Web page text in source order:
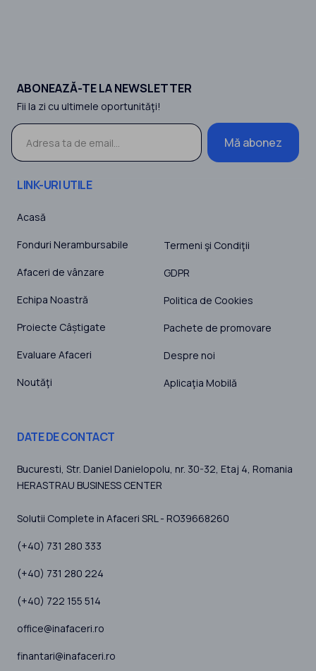
ABONEAZĂ-TE LA NEWSLETTER
Fii la zi cu ultimele oportunităţi!
Mă abonez
LINK-URI UTILE
Acasă
Fonduri Nerambursabile
Afaceri de vânzare
Echipa Noastră
Proiecte Câștigate
Evaluare Afaceri
Noutăţi
Termeni şi Condiţii
GDPR
Politica de Cookies
Pachete de promovare
Despre noi
Aplicaţia Mobilă
DATE DE CONTACT
Bucuresti , Str. Daniel Danielopolu, nr. 30-32, Etaj 4, Romania
HERASTRAU BUSINESS CENTER
Solutii Complete in Afaceri SRL - RO39668260
(+40) 731 280 333
(+40) 731 280 224
(+40) 722 155 514
office@inafaceri.ro
finantari@inafaceri.ro